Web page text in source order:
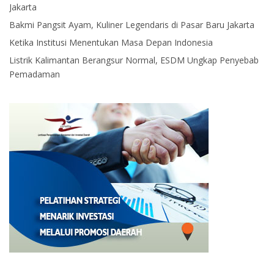
Jakarta
Bakmi Pangsit Ayam, Kuliner Legendaris di Pasar Baru Jakarta
Ketika Institusi Menentukan Masa Depan Indonesia
Listrik Kalimantan Berangsur Normal, ESDM Ungkap Penyebab
Pemadaman